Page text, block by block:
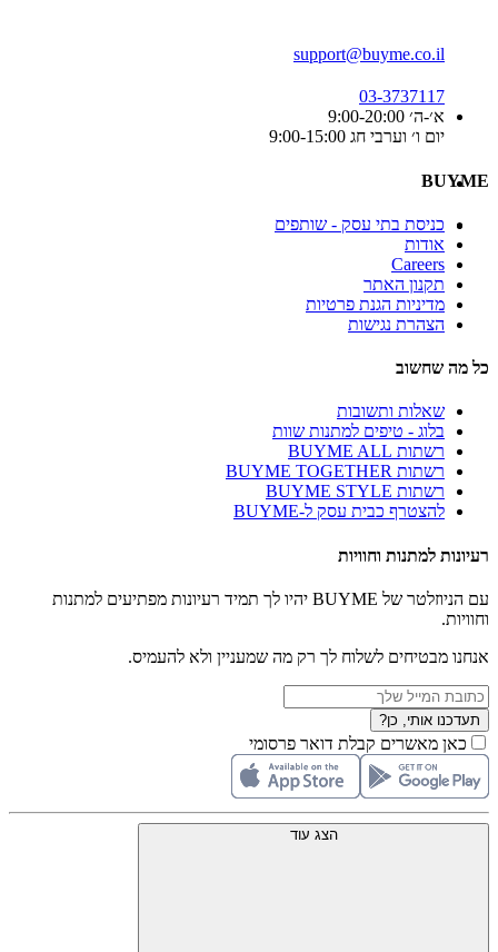
support@buyme.co.il
03-3737117
א׳-ה׳ 9:00-20:00
יום ו׳ וערבי חג 9:00-15:00
BUYME
כניסת בתי עסק - שותפים
אודות
Careers
תקנון האתר
מדיניות הגנת פרטיות
הצהרת נגישות
כל מה שחשוב
שאלות ותשובות
בלוג - טיפים למתנות שוות
רשתות BUYME ALL
רשתות BUYME TOGETHER
רשתות BUYME STYLE
להצטרף כבית עסק ל-BUYME
רעיונות למתנות וחוויות
עם הניוזלטר של BUYME יהיו לך תמיד רעיונות מפתיעים למתנות
וחוויות.
אנחנו מבטיחים לשלוח לך רק מה שמעניין ולא להעמיס.
תעדכנו אותי, כן?
כאן מאשרים קבלת דואר פרסומי
הצג עוד